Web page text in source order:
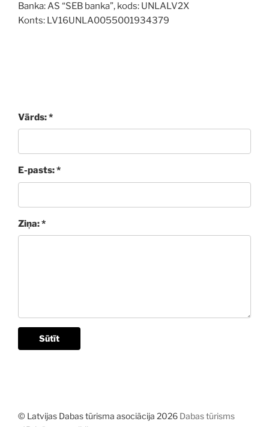
Banka: AS “SEB banka”, kods: UNLALV2X
Konts: LV16UNLA0055001934379
Vārds: *
E-pasts: *
Ziņa: *
Sūtīt
© Latvijas Dabas tūrisma asociācija 2026 Dabas tūrisms